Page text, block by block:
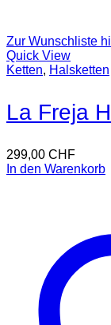
Zur Wunschliste
Quick View
Ketten, Halsketten
La Freja
299,00 CHF
In den Warenkorb